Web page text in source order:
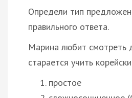
Определи тип
правильного ответа.
Марина любит смотреть
старается учить
простое